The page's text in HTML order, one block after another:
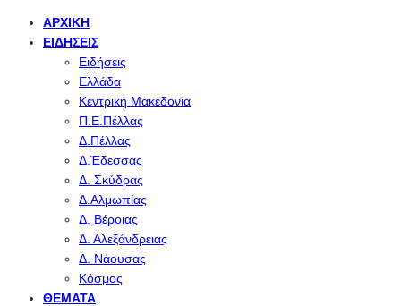
ΑΡΧΙΚΉ
ΕΙΔΉΣΕΙΣ
Ειδήσεις
Ελλάδα
Κεντρική Μακεδονία
Π.Ε.Πέλλας
Δ.Πέλλας
Δ.Έδεσσας
Δ. Σκύδρας
Δ.Αλμωπίας
Δ. Βέροιας
Δ. Αλεξάνδρειας
Δ. Νάουσας
Κόσμος
ΘΈΜΑΤΑ